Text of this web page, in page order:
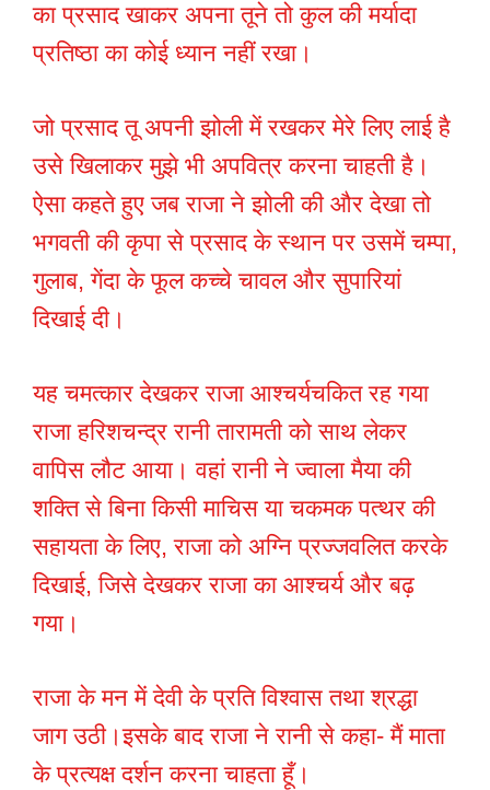
का प्रसाद खाकर अपना तूने तो कुल की मर्यादा
प्रतिष्ठा का कोई ध्यान नहीं रखा।
जो प्रसाद तू अपनी झोली में रखकर मेरे लिए लाई है
उसे खिलाकर मुझे भी अपवित्र करना चाहती है।
ऐसा कहते हुए जब राजा ने झोली की और देखा तो
भगवती की कृपा से प्रसाद के स्थान पर उसमें चम्पा,
गुलाब, गेंदा के फूल कच्चे चावल और सुपारियां
दिखाई दी।
यह चमत्कार देखकर राजा आश्चर्यचकित रह गया
राजा हरिशचन्द्र रानी तारामती को साथ लेकर
वापिस लौट आया। वहां रानी ने ज्वाला मैया की
शक्ति से बिना किसी माचिस या चकमक पत्थर की
सहायता के लिए, राजा को अग्नि प्रज्जवलित करके
दिखाई, जिसे देखकर राजा का आश्चर्य और बढ़
गया।
राजा के मन में देवी के प्रति विश्वास तथा श्रद्धा
जाग उठी।इसके बाद राजा ने रानी से कहा- मैं माता
के प्रत्यक्ष दर्शन करना चाहता हूँ।